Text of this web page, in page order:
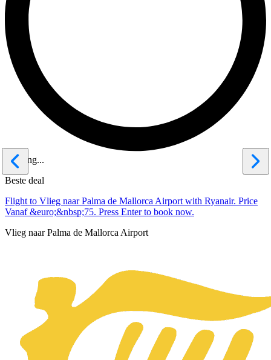
Loading...
Beste deal
Flight to Vlieg naar Palma de Mallorca Airport with Ryanair. Price
Vanaf &euro;&nbsp;75. Press Enter to book now.
Vlieg naar Palma de Mallorca Airport